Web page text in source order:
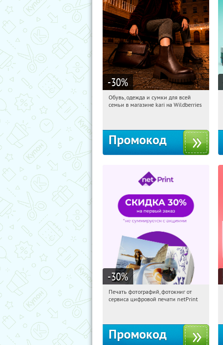
-30%
09:36:35 Получили:
Обувь, одежда и сумки для всей
семьи в магазине kari на Wildberries
Промокод
-30%
09:36:35 Получили:
Печать фотографий, фотокниг от
сервиса цифровой печати netPrint
Промокод